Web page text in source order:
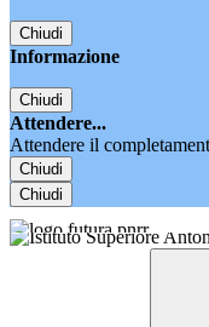
Chiudi
Informazione
Chiudi
Attendere...
Attendere il
Chiudi
Chiudi